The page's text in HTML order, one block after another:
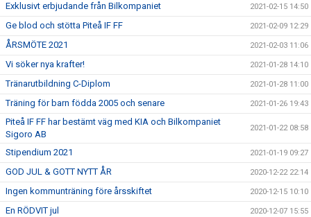
Exklusivt erbjudande från Bilkompaniet 2021-02-15 14:50
Ge blod och stötta Piteå IF FF 2021-02-09 12:29
ÅRSMÖTE 2021 2021-02-03 11:06
Vi söker nya krafter! 2021-01-28 14:10
Tränarutbildning C-Diplom 2021-01-28 11:00
Träning för barn födda 2005 och senare 2021-01-26 19:43
Piteå IF FF har bestämt väg med KIA och Bilkompaniet
Sigoro AB
2021-01-22 08:58
Stipendium 2021 2021-01-19 09:27
GOD JUL & GOTT NYTT ÅR 2020-12-22 22:14
Ingen kommunträning före årsskiftet 2020-12-15 10:10
En RÖDVIT jul 2020-12-07 15:55